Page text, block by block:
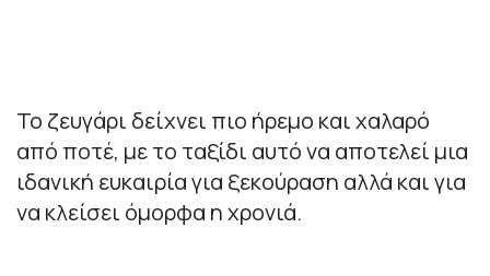
Το ζευγάρι δείχνει πιο ήρεμο και χαλαρό
από ποτέ, με το ταξίδι αυτό να αποτελεί μια
ιδανική ευκαιρία για ξεκούραση αλλά και για
να κλείσει όμορφα η χρονιά.